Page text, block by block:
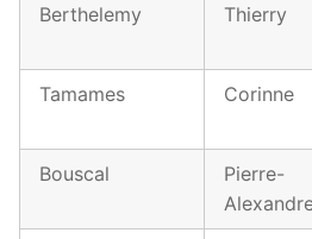
Berthelemy Thierry
Tamames Corinne
Bouscal
Pierre-